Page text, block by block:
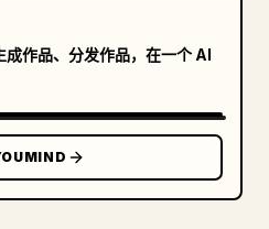
作品、分发作品，在一个 AI